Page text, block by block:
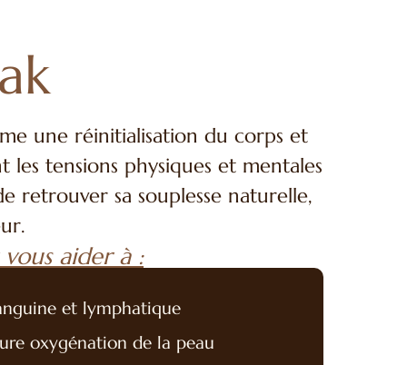
une réinitialisation du corps et
les tensions physiques et mentales
retrouver sa souplesse naturelle,
aider à :
et lymphatique
oxygénation de la peau